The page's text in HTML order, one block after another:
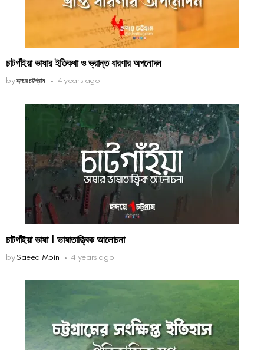
চাটগাঁইয়া ভাষার ইতিকথা ও ভ্রান্ত ধারণার অপনোদন
by হৃদয়ে চট্টগ্রাম 4 years ago
চাটগাঁইয়া ভাষা | ভাষাতাত্ত্বিক আলোচনা
by Saeed Moin 4 years ago